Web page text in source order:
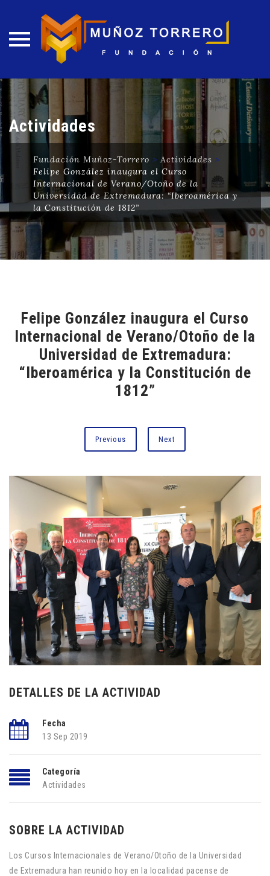
Skip
to
content
Actividades
Fundación Muñoz-Torrero > Actividades >
Felipe González inaugura el Curso
Internacional de Verano/Otoño de la
Universidad de Extremadura: “Iberoamérica y
la Constitución de 1812”
Felipe González inaugura el Curso
Internacional de Verano/Otoño de la
Universidad de Extremadura:
“Iberoamérica y la Constitución de
1812”
Previous Next
DETALLES DE LA ACTIVIDAD
Fecha
13 Sep 2019
Categoría
Actividades
SOBRE LA ACTIVIDAD
Los Cursos Internacionales de Verano/Otoño de la Universidad
de Extremadura han reunido hoy en la localidad pacense de